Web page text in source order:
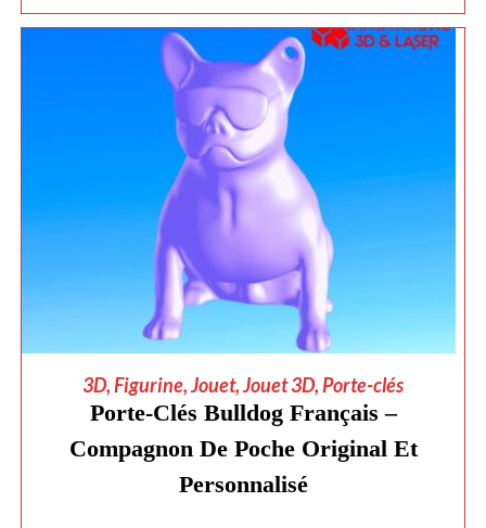
AJOUTER AU PANIER
3D,Figurine,Jouet,Jouet 3D,Porte-clés
Porte-Clés Bulldog Français –
Compagnon De Poche Original Et
Personnalisé